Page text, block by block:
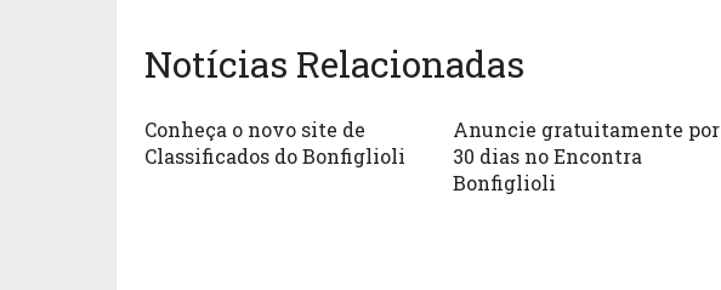
Notícias Relacionadas
Conheça o novo site de
Classificados do Bonfiglioli
Anuncie gratuitamente por
30 dias no Encontra
Bonfiglioli